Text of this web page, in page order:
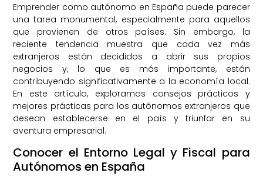
Emprender como autónomo en España puede parecer
una tarea monumental, especialmente para aquellos
que provienen de otros países. Sin embargo, la
reciente tendencia muestra que cada vez más
extranjeros están decididos a abrir sus propios
negocios y, lo que es más importante, están
contribuyendo significativamente a la economía local.
En este artículo, exploramos consejos prácticos y
mejores prácticas para los autónomos extranjeros que
desean establecerse en el país y triunfar en su
aventura empresarial.
Conocer el Entorno Legal y Fiscal para
Autónomos en España